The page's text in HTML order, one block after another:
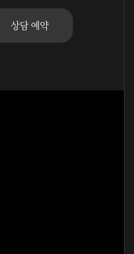
상담 예약